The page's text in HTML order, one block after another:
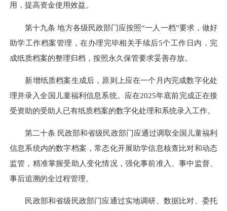
用，提高资金使用效益。
第十九条 地方各级民政部门应按照“一人一档”要求，做好
助学工作档案管理，在办理完毕相关手续后5个工作日内，完
成纸质档案的整理归档，按照永久保管要求妥善存放。
新增纸质档案生成后，原则上应在一个月内完成数字化处
理并录入全国儿童福利信息系统。应在2025年底前完成正在接
受资助的受助人已有纸质档案的数字化处理和系统录入工作。
第二十条 民政部和省级民政部门应通过调取全国儿童福利
信息系统内的数字档案，常态化开展助学信息核查比对和动态
监管，精准掌握受助人变化情况，强化事前准入、事中监督、
事后追溯的全过程管理。
民政部和省级民政部门应通过实地调研、数据比对、委托